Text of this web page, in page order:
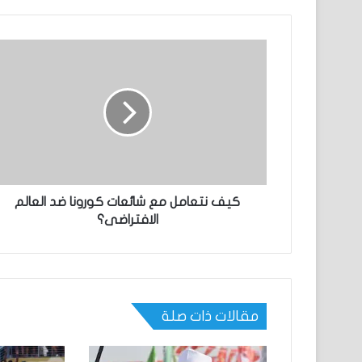
كيف نتعامل مع شائعات كورونا ضد العالم
الافتراضى؟
مقالات ذات صلة